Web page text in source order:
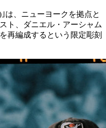
は、ニューヨークを拠点と
ト、ダニエル・アーシャム
再編成するという限定彫刻